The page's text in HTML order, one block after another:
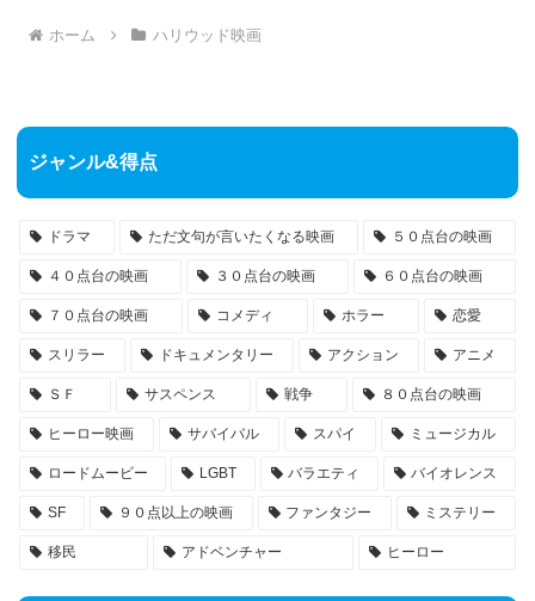
ホーム ハリウッド映画
ジャンル&得点
ドラマ ただ文句が言いたくなる映画 ５０点台の映画
４０点台の映画 ３０点台の映画 ６０点台の映画
７０点台の映画 コメディ ホラー 恋愛
スリラー ドキュメンタリー アクション アニメ
ＳＦ サスペンス 戦争 ８０点台の映画
ヒーロー映画 サバイバル スパイ ミュージカル
ロードムービー LGBT バラエティ バイオレンス
SF ９０点以上の映画 ファンタジー ミステリー
移民 アドベンチャー ヒーロー